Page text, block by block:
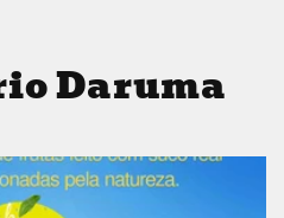
Daruma